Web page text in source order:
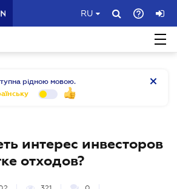
RU
рідною мовою.
интерес инвесторов
отходов?